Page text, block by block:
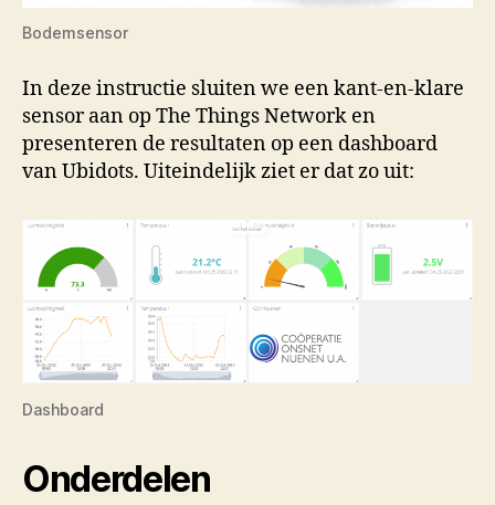
Bodemsensor
In deze instructie sluiten we een kant-en-klare
sensor aan op The Things Network en
presenteren de resultaten op een dashboard
van Ubidots. Uiteindelijk ziet er dat zo uit:
Dashboard
Onderdelen